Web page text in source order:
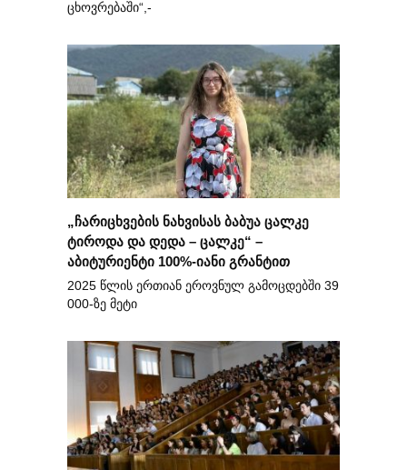
ცხოვრებაში“,-
„ჩარიცხვების ნახვისას ბაბუა ცალკე
ტიროდა და დედა – ცალკე“ –
აბიტურიენტი 100%-იანი გრანტით
2025 წლის ერთიან ეროვნულ გამოცდებში 39
000-ზე მეტი